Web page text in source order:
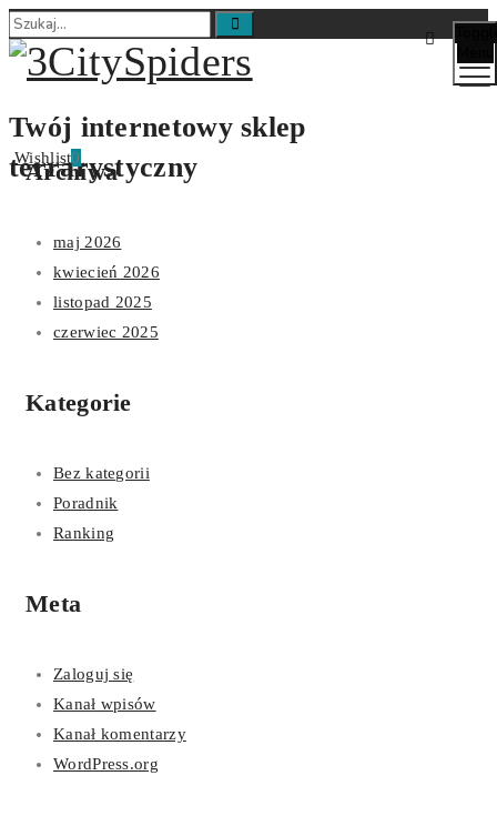
Twój internetowy sklep
terrarystyczny
Wishlist0
Archiwa
maj 2026
kwiecień 2026
listopad 2025
czerwiec 2025
Kategorie
Bez kategorii
Poradnik
Ranking
Meta
Zaloguj się
Kanał wpisów
Kanał komentarzy
WordPress.org